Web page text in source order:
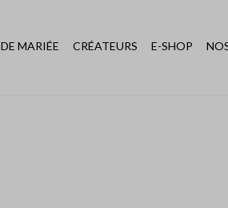
MARIÉE CRÉATEURS E-SHOP